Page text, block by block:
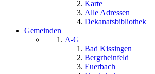
Karte
Alle Adressen
Dekanatsbibliothek
Gemeinden
A-G
Bad Kissingen
Bergrheinfeld
Euerbach